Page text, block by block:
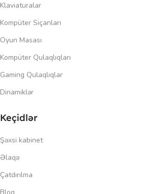
Klaviaturalar
Kompüter Siçanları
Oyun Masası
Kompüter Qulaqlıqları
Gaming Qulaqlıqlar
Dinamiklər
Keçidlər
Şəxsi kabinet
Əlaqə
Çatdırılma